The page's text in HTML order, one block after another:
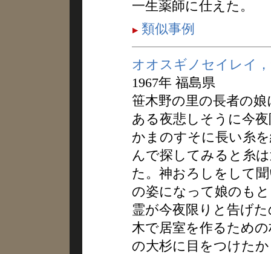
一生薬師に仕えた。
類似事例
オオスギノセイレイ
1967年 福島県
笹木野の里の長者の
ある夜悲しそうに今
かまのすそに長い糸
んで探してみると糸
た。神おろしをして
の姿になって娘のも
霊が今夜限りと告げ
木で居室を作るため
の大杉に目をつけた